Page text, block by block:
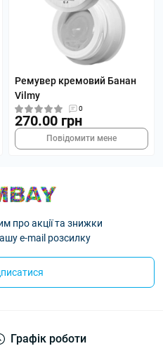
Ремувер кремовий Банан
Vilmy
0
270.00 грн
Повідомити мене
про акції та знижки
e-mail розсилку
Графік роботи